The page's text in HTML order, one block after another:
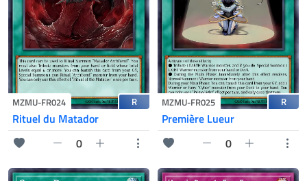
MZMU-FR024 R
Rituel du Matador
0
MZMU-FR025 R
Première Lueur
0